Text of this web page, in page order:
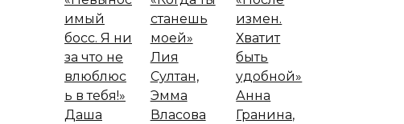
имый
босс. Я ни
за что не
влюблюс
ь в тебя!»
Даша
станешь
моей»
Лия
Султан,
Эмма
Власова
измен.
Хватит
быть
удобной»
Анна
Гранина,